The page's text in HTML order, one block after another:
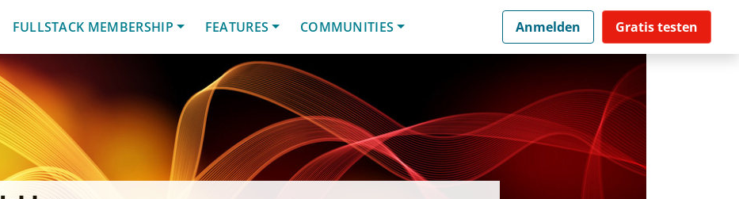
FULLSTACK MEMBERSHIP FEATURES COMMUNITIES Anmelden Gratis testen